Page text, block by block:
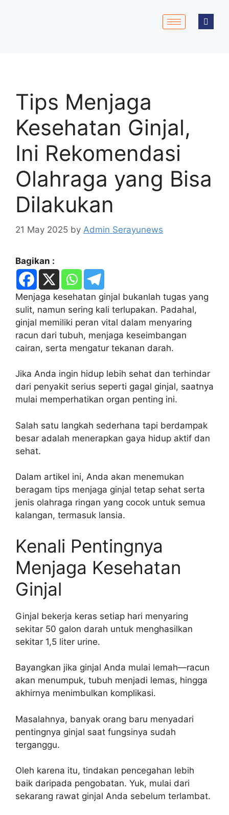
Tips Menjaga
Kesehatan Ginjal,
Ini Rekomendasi
Olahraga yang Bisa
Dilakukan
21 May 2025 by Admin Serayunews
Bagikan :
Menjaga kesehatan ginjal bukanlah tugas yang
sulit, namun sering kali terlupakan. Padahal,
ginjal memiliki peran vital dalam menyaring
racun dari tubuh, menjaga keseimbangan
cairan, serta mengatur tekanan darah.
Jika Anda ingin hidup lebih sehat dan terhindar
dari penyakit serius seperti gagal ginjal, saatnya
mulai memperhatikan organ penting ini.
Salah satu langkah sederhana tapi berdampak
besar adalah menerapkan gaya hidup aktif dan
sehat.
Dalam artikel ini, Anda akan menemukan
beragam tips menjaga ginjal tetap sehat serta
jenis olahraga ringan yang cocok untuk semua
kalangan, termasuk lansia.
Kenali Pentingnya
Menjaga Kesehatan
Ginjal
Ginjal bekerja keras setiap hari menyaring
sekitar 50 galon darah untuk menghasilkan
sekitar 1,5 liter urine.
Bayangkan jika ginjal Anda mulai lemah—racun
akan menumpuk, tubuh menjadi lemas, hingga
akhirnya menimbulkan komplikasi.
Masalahnya, banyak orang baru menyadari
pentingnya ginjal saat fungsinya sudah
terganggu.
Oleh karena itu, tindakan pencegahan lebih
baik daripada pengobatan. Yuk, mulai dari
sekarang rawat ginjal Anda sebelum terlambat.